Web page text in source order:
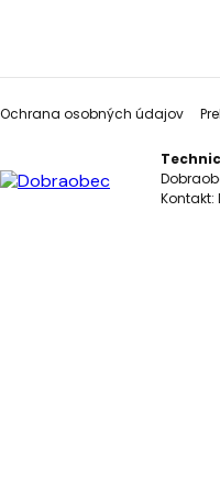
Ochrana osobných údajov
Kontakt: